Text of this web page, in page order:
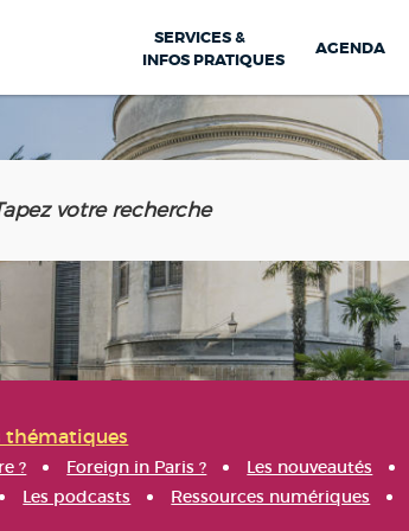
SERVICES &
INFOS PRATIQUES
AGENDA
thématiques
? Foreign in Paris ? Les nouveautés
Les podcasts Ressources numériques